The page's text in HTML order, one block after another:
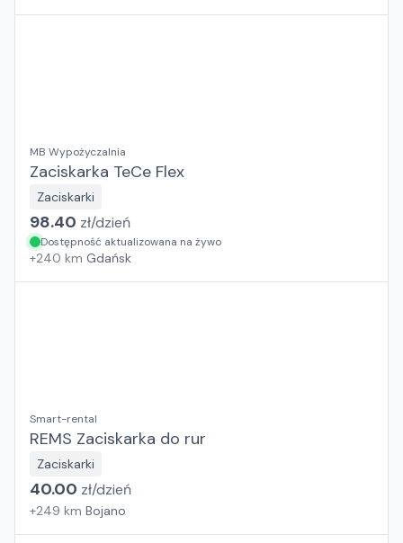
MB Wypożyczalnia
Zaciskarka TeCe Flex
Zaciskarki
98.40 zł/dzień
Dostępność aktualizowana na żywo
+240 km Gdańsk
Smart-rental
REMS Zaciskarka do rur
Zaciskarki
40.00 zł/dzień
+249 km Bojano